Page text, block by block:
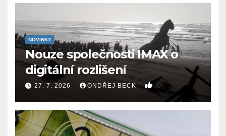
NOVINKY
Nouze společnosti IMAX o
digitální rozlišení
27. 7. 2026 ONDŘEJ BECK 0